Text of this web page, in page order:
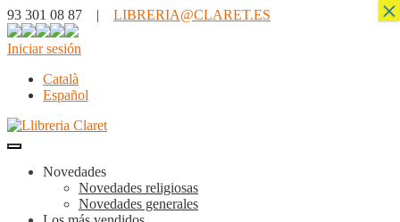
93 301 08 87 | LIBRERIA@CLARET.ES
Iniciar sesión
Català
Español
Novedades
Novedades religiosas
Novedades generales
×